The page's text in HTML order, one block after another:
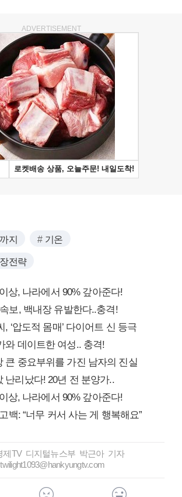
ADVERTISEMENT
지 기온
전략
상, 나라에서 90% 갚아준다!
보, 백내장 유발한다..충격!
, ‘압도적 몸매’ 다이어트 신 등극
와 데이트한 여성.. 충격!
큰 중요부위를 가진 남자의 진실
난리났다! 20년 전 분양가..
상, 나라에서 90% 갚아준다!
백: “너무 커서 사는 게 행복해요”
제TV 디지털뉴스부 박근아 기자
twilight1093@hankyungtv.com